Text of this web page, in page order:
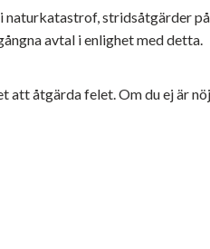
stridsåtgärder
avtal i enlighet med detta.
åtgärda felet. Om du ej är